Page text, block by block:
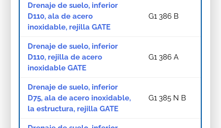
Drenaje de suelo, inferior
D110, ala de acero
inoxidable, rejilla GATE
G1 386 B
Drenaje de suelo, inferior
D110, rejilla de acero
inoxidable GATE
G1 386 A
Drenaje de suelo, inferior
D75, ala de acero inoxidable,
la estructura, rejilla GATE
G1 385 N B